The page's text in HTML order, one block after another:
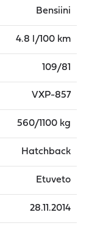
Bensiini
4.8 l/100 km
109/81
VXP-857
560/1100 kg
Hatchback
Etuveto
28.11.2014